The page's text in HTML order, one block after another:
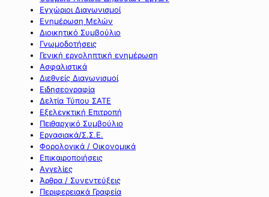
Εγχώριοι Διαγωνισμοί
Ενημέρωση Μελών
Διοικητικό Συμβούλιο
Γνωμοδοτήσεις
Γενική εργοληπτική ενημέρωση
Ασφαλιστικά
Διεθνείς Διαγωνισμοί
Ειδησεογραφία
Δελτία Τύπου ΣΑΤΕ
Εξελεγκτική Επιτροπή
Πειθαρχικό Συμβούλιο
Εργασιακά/Σ.Σ.Ε.
Φορολογικά / Οικονομικά
Επικαιροποιήσεις
Αγγελίες
Άρθρα / Συνεντεύξεις
Περιφερειακά Γραφεία